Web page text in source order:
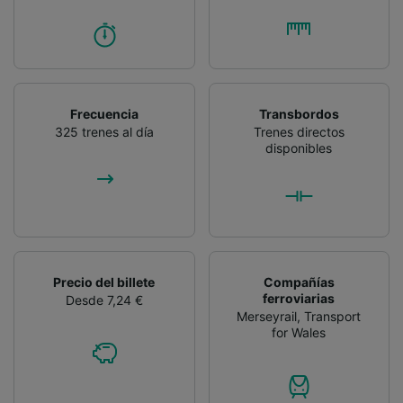
Frecuencia
325 trenes al día
Transbordos
Trenes directos
disponibles
Precio del billete
Desde 7,24 €
Compañías
ferroviarias
Merseyrail,Transport
for Wales